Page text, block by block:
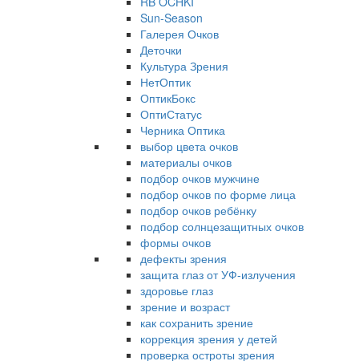
Sun-Season
Галерея Очков
Деточки
Культура Зрения
НетОптик
ОптикБокс
ОптиСтатус
Черника Оптика
выбор цвета очков
материалы очков
подбор очков мужчине
подбор очков по форме лица
подбор очков ребёнку
подбор солнцезащитных очков
формы очков
дефекты зрения
защита глаз от УФ-излучения
здоровье глаз
зрение и возраст
как сохранить зрение
коррекция зрения у детей
проверка остроты зрения